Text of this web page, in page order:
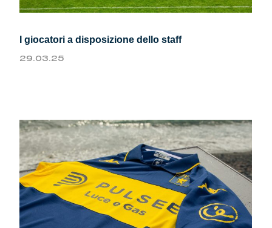
I giocatori a disposizione dello staff
29.03.25